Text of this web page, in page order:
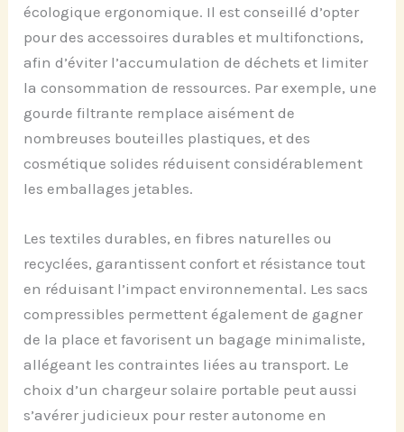
écologique ergonomique. Il est conseillé d’opter
pour des accessoires durables et multifonctions,
afin d’éviter l’accumulation de déchets et limiter
la consommation de ressources. Par exemple, une
gourde filtrante remplace aisément de
nombreuses bouteilles plastiques, et des
cosmétique solides réduisent considérablement
les emballages jetables.
Les textiles durables, en fibres naturelles ou
recyclées, garantissent confort et résistance tout
en réduisant l’impact environnemental. Les sacs
compressibles permettent également de gagner
de la place et favorisent un bagage minimaliste,
allégeant les contraintes liées au transport. Le
choix d’un chargeur solaire portable peut aussi
s’avérer judicieux pour rester autonome en